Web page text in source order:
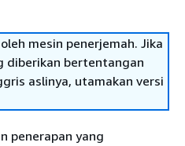
mesin penerjemah. Jika
diberikan bertentangan
aslinya, utamakan versi
penerapan yang